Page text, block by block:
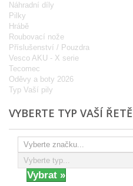
Náhradní díly
Pilky
Hrábě
Roubovací nože
Příslušenství / Pouzdra
Vesco AKU - X serie
Tecomec
Oděvy a boty 2026
Typ Vaší pily
VYBERTE TYP VAŠÍ